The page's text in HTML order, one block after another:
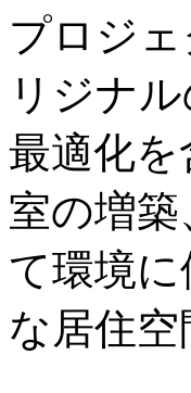
プロジ
リジナ
最適化を
室の増
て環境
な居住